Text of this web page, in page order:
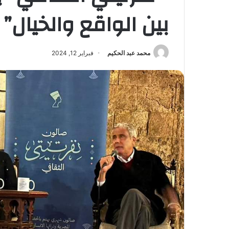
بين الواقع
محمد عبد الحكيم فبراير 12, 2024